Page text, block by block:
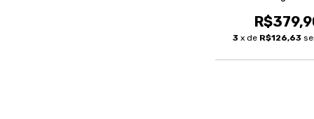
3 x de R$126,63